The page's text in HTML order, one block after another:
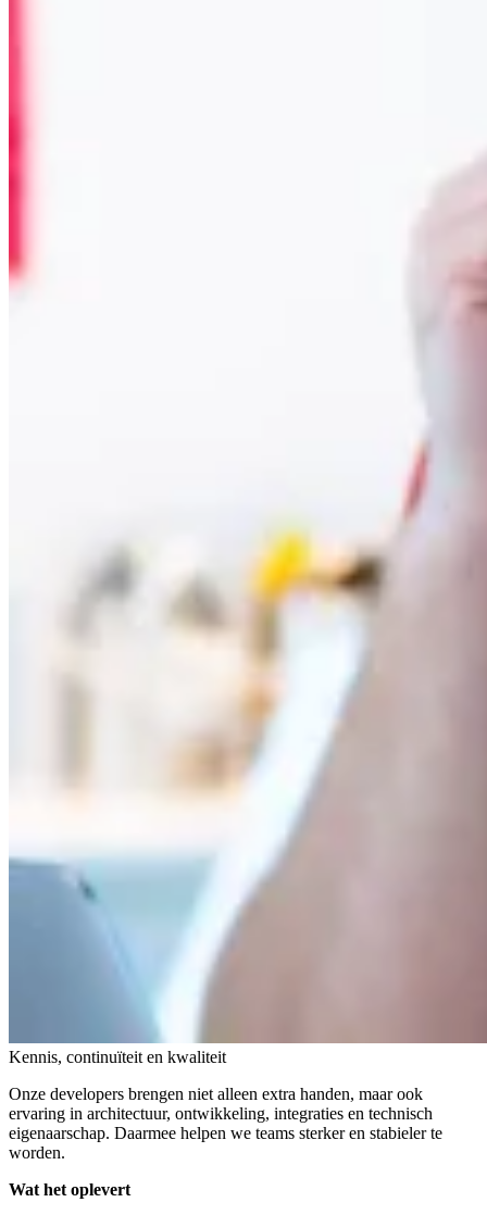
Kennis, continuïteit en kwaliteit
Onze developers brengen niet alleen extra handen, maar ook
ervaring in architectuur, ontwikkeling, integraties en technisch
eigenaarschap. Daarmee helpen we teams sterker en stabieler te
worden.
Wat het oplevert